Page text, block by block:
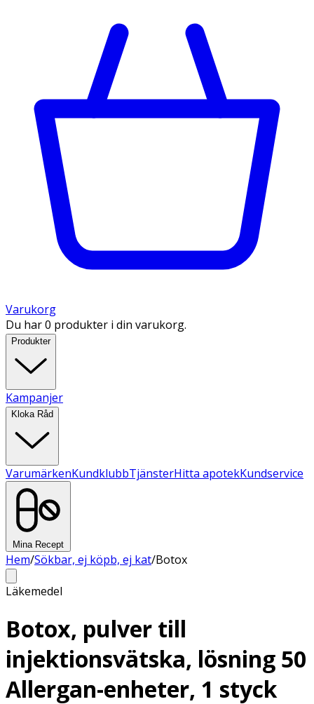
Varukorg
Du har 0 produkter i din varukorg.
Produkter
Kampanjer
Kloka Råd
VarumärkenKundklubbTjänsterHitta apotekKundservice
Mina Recept
Hem/Sökbar, ej köpb, ej kat/Botox
Läkemedel
Botox, pulver till
injektionsvätska, lösning 50
Allergan-enheter, 1 styck